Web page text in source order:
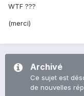
WTF ???
(merci)
Archivé
Ce sujet est
de nouvelles